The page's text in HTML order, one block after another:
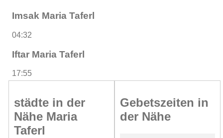
Imsak Maria Taferl
04:32
Iftar Maria Taferl
17:55
städte in der
Nähe Maria
Taferl
Gebetszeiten in
der Nähe